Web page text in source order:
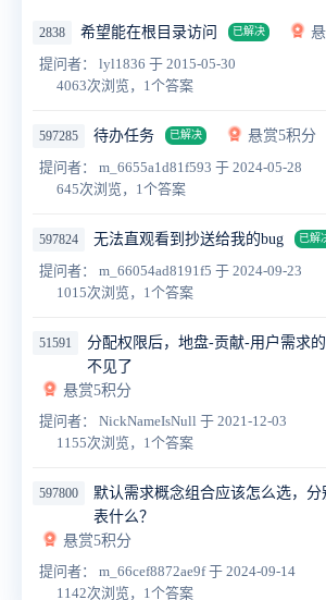
2838 希望能在根目录访问 已解决
提问者： lyl1836 于 2015-05-30
4063次浏览，1个答案
597285 待办任务 已解决
悬赏5积分
提问者： m_6655a1d81f593 于 2024-05-28
645次浏览，1个答案
597824 无法直观看到抄送给我的bug 已解
提问者： m_66054ad8191f5 于 2024-09-23
1015次浏览，1个答案
51591
分配权限后，地盘-贡献-用户需求
不见了
悬赏5积分
提问者： NickNameIsNull 于 2021-12-03
1155次浏览，1个答案
597800
默认需求概念组合应该怎么选，分
表什么？
悬赏5积分
提问者： m_66cef8872ae9f于 2024-09-14
1142次浏览，1个答案